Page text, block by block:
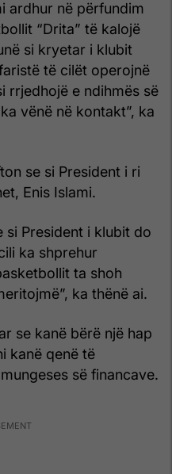
ardhur në përfundim
“Drita” të kalojë
si kryetar i klubit
të cilët operojnë
rrjedhojë e ndihmës së
vënë në kontakt”, ka
se si President i ri
Enis Islami.
si President i klubit do
ka shprehur
ta shoh
ka thënë ai.
se kanë bërë një hap
kanë qenë të
së financave.